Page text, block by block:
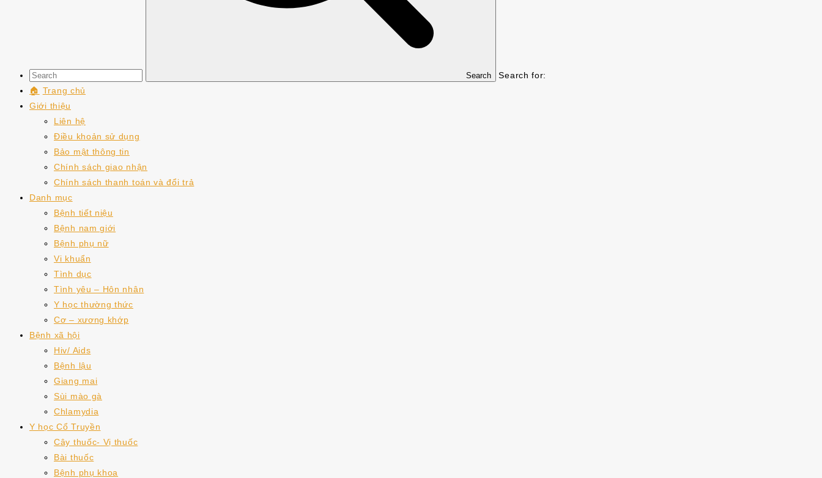
Search
Search for:
🏠 Trang chủ
Giới thiệu
Liên hệ
Điều khoản sử dụng
Bảo mật thông tin
Chính sách giao nhận
Chính sách thanh toán và đổi trả
Danh mục
Bệnh tiết niệu
Bệnh nam giới
Bệnh phụ nữ
Vi khuẩn
Tình dục
Tình yêu – Hôn nhân
Y học thường thức
Cơ – xương khớp
Bệnh xã hội
Hiv/ Aids
Bệnh lậu
Giang mai
Sùi mào gà
Chlamydia
Y học Cổ Truyền
Cây thuốc- Vị thuốc
Bài thuốc
Bệnh phụ khoa